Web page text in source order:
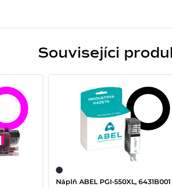
Souvisejíci
Náplň ABEL PGI-550XL, 6431B001